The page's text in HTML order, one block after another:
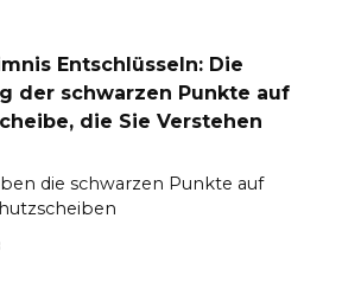
Entschlüsseln: Die
der schwarzen Punkte auf
die Sie Verstehen
die schwarzen Punkte auf